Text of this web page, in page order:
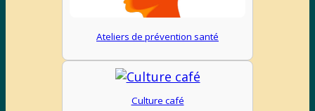
Ateliers de prévention santé
Culture café